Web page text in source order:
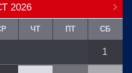
2026
ЧТ ПТ СБ
1